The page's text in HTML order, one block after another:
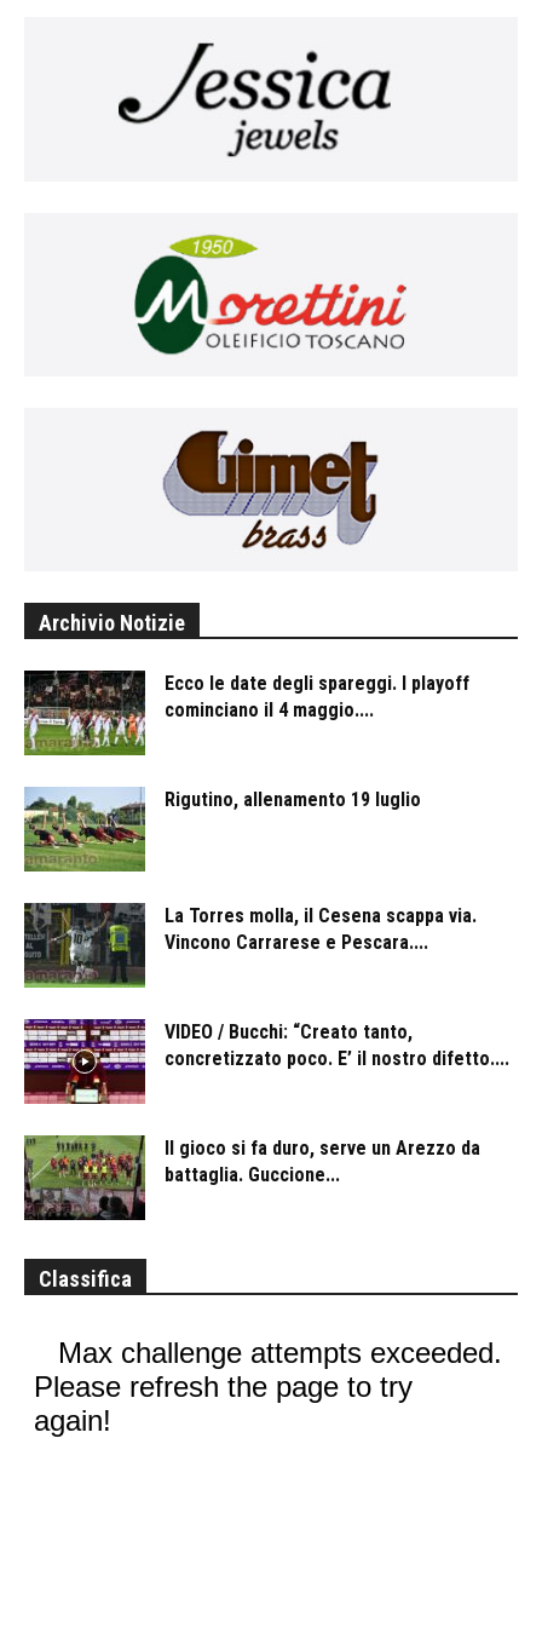
Archivio Notizie
Ecco le date degli spareggi. I playoff
cominciano il 4 maggio....
Rigutino, allenamento 19 luglio
La Torres molla, il Cesena scappa via.
Vincono Carrarese e Pescara....
VIDEO / Bucchi: “Creato tanto,
concretizzato poco. E’ il nostro difetto....
Il gioco si fa duro, serve un Arezzo da
battaglia. Guccione...
Classifica